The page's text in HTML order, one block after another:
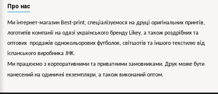
Про нас
Ми інтернет-магазин Best-print, спеціалізуємося на друці оригінальних принтів,
логотипів компанії на одязі українського бренду Likey, а також роздрібних та
оптових продажів однокольорових футболок, світшотів та іншого текстилю від
іспанського виробника JHK.
Ми працюємо з корпоративними та приватними замовниками. Друк може бути
нанесений на одиничні екземпляри, а також виконаний оптом.